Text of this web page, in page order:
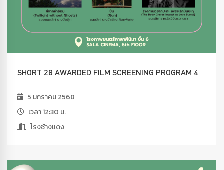
SHORT 28 AWARDED FILM SCREENING PROGRAM 4
5 มกราคม 2568
เวลา 12:30 น.
โรงช้างแดง